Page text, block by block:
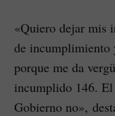
«Quiero dejar mis
de incumplimiento
porque me da
incumplido 146.
Gobierno no»,